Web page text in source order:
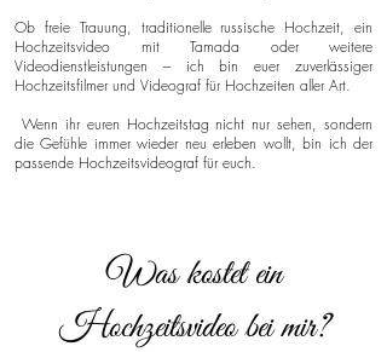
Ob freie Trauung, traditionelle russische Hochzeit, ein
Hochzeitsvideo mit Tamada oder weitere
Videodienstleistungen – ich bin euer zuverlässiger
Hochzeitsfilmer und Videograf für Hochzeiten aller Art.
Wenn ihr euren Hochzeitstag nicht nur sehen, sondern
die Gefühle immer wieder neu erleben wollt, bin ich der
passende Hochzeitsvideograf für euch.
Was kostet ein
Hochzeitsvideo bei mir?